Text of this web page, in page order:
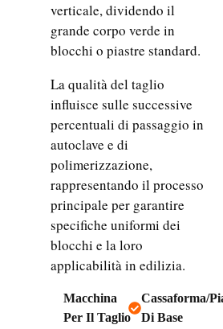
verticale, dividendo il
grande corpo verde in
blocchi o piastre standard.
La qualità del taglio
influisce sulle successive
percentuali di passaggio in
autoclave e di
polimerizzazione,
rappresentando il processo
principale per garantire
specifiche uniformi dei
blocchi e la loro
applicabilità in edilizia.
Macchina
Per Il Taglio
Cassaforma/
Di Base